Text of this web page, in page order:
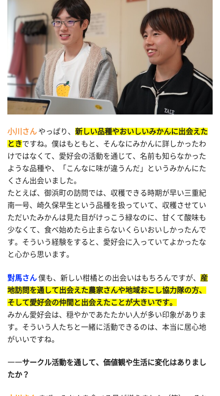
小川さん やっぱり、 新しい品種やおいしいみかんに出会えた
ときですね。僕はもともと、そんなにみかんに詳しかったわ
けではなくて、愛好会の活動を通じて、名前も知らなかった
ような品種や、「こんなに味が違うんだ」というみかんにた
くさん出会いました。
たとえば、御浜町の訪問では、収穫できる時期が早い三重紀
南一号、崎久保早生という品種を扱っていて、収穫させてい
ただいたみかんは見た目がけっこう緑なのに、甘くて酸味も
少なくて、食べ始めたら止まらないくらいおいしかったんで
す。そういう経験をすると、愛好会に入っていてよかったな
と心から思います。
對馬さん 僕も、新しい柑橘との出会いはもちろんですが、 産
地訪問を通して出会えた農家さんや地域おこし協力隊の方、
そして愛好会の仲間と出会えたことが大きいです。
みかん愛好会は、穏やかであたたかい人が多い印象がありま
す。そういう人たちと一緒に活動できるのは、本当に居心地
がいいですね。
――サークル活動を通して、価値観や生活に変化はありまし
たか？